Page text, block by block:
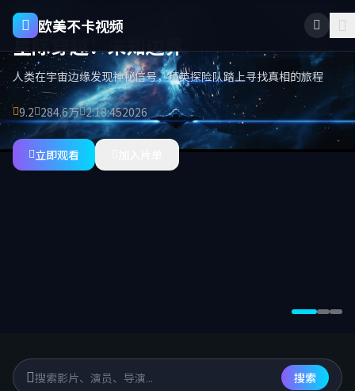
欧美不卡视频
本周热播
星际穿越：未知边界
人类在宇宙边缘发现神秘信号，精英探险队踏上寻找真相的旅程
9.2 284.6万 2:18:452026
立即观看
搜索